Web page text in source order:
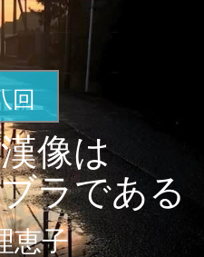
回
像は
ラである
恵子